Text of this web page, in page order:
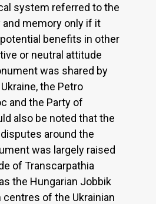
system referred to the
memory only if it
benefits in other
or neutral attitude
was shared by
the Petro
and the Party of
also be noted that the
around the
was largely raised
of Transcarpathia
the Hungarian Jobbik
centres of the Ukrainian